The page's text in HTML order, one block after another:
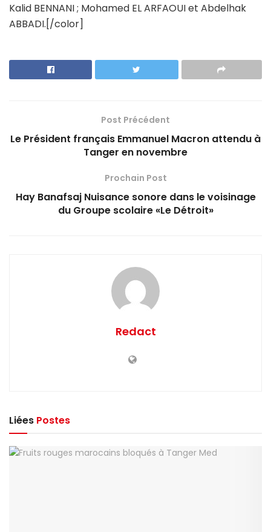
Kalid BENNANI ; Mohamed EL ARFAOUI et Abdelhak
ABBADI.[/color]
Post Précédent
Le Président français Emmanuel Macron attendu à
Tanger en novembre
Prochain Post
Hay Banafsaj Nuisance sonore dans le voisinage
du Groupe scolaire «Le Détroit»
Redact
Liées Postes